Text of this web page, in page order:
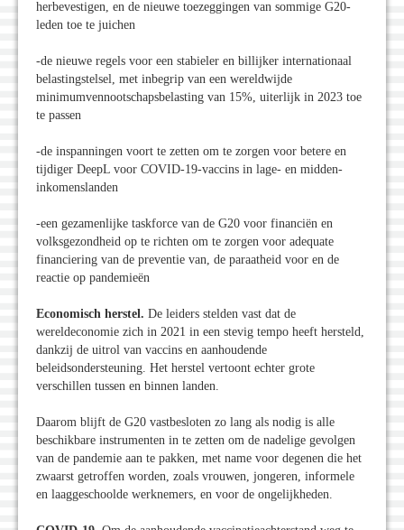
herbevestigen, en de nieuwe toezeggingen van sommige G20-
leden toe te juichen
-de nieuwe regels voor een stabieler en billijker internationaal
belastingstelsel, met inbegrip van een wereldwijde
minimumvennootschapsbelasting van 15%, uiterlijk in 2023 toe
te passen
-de inspanningen voort te zetten om te zorgen voor betere en
tijdiger DeepL voor COVID-19-vaccins in lage- en midden-
inkomenslanden
-een gezamenlijke taskforce van de G20 voor financiën en
volksgezondheid op te richten om te zorgen voor adequate
financiering van de preventie van, de paraatheid voor en de
reactie op pandemieën
Economisch herstel. De leiders stelden vast dat de
wereldeconomie zich in 2021 in een stevig tempo heeft hersteld,
dankzij de uitrol van vaccins en aanhoudende
beleidsondersteuning. Het herstel vertoont echter grote
verschillen tussen en binnen landen.
Daarom blijft de G20 vastbesloten zo lang als nodig is alle
beschikbare instrumenten in te zetten om de nadelige gevolgen
van de pandemie aan te pakken, met name voor degenen die het
zwaarst getroffen worden, zoals vrouwen, jongeren, informele
en laaggeschoolde werknemers, en voor de ongelijkheden.